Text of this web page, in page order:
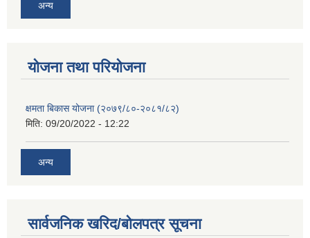
अन्य
याेजना तथा परियाेजना
क्षमता बिकास योजना (२०७९/८०-२०८१/८२)
मिति: 09/20/2022 - 12:22
अन्य
सार्वजनिक खरिद/बोलपत्र सूचना